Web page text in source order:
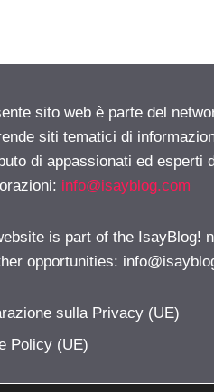
sito web è parte del
siti tematici di
di appassionati ed esperti
info@isayblog.com
is part of the IsayBlog!
opportunities:
sulla Privacy (UE)
Policy (UE)